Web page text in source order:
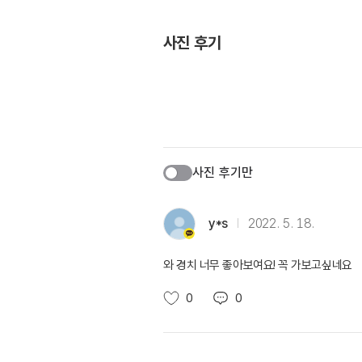
사진 후기
사진 후기만
y*s 2022. 5. 18.
와 경치 너무 좋아보여요! 꼭 가보고싶네요
0 0